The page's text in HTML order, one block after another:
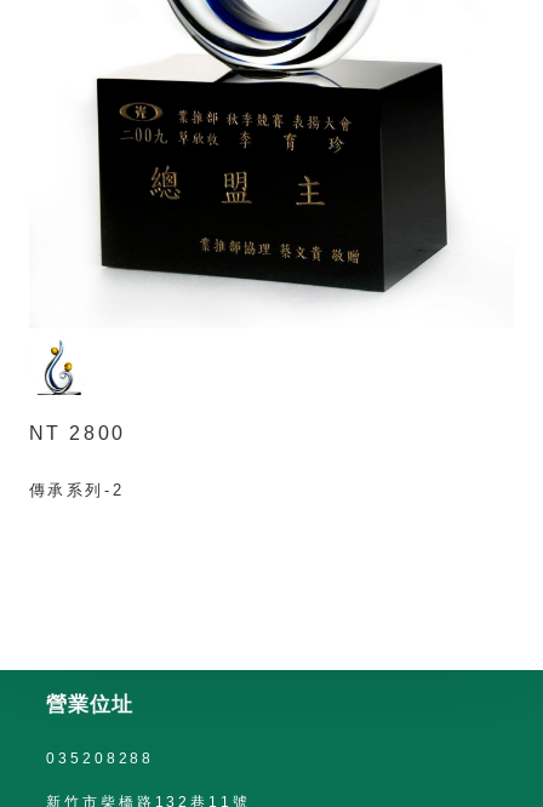
NT 2800
傳承系列-2
營業位址
035208288
新竹市柴橋路132巷11號